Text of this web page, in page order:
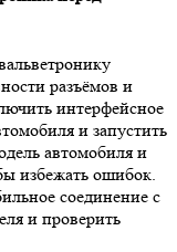
разъёмов и
интерфейсное
и запустить
автомобиля и
избежать ошибок.
соединение с
и проверить